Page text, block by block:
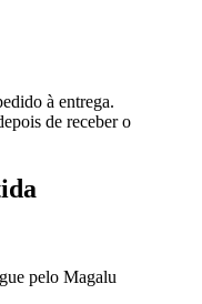
à entrega.
de receber o
pelo Magalu